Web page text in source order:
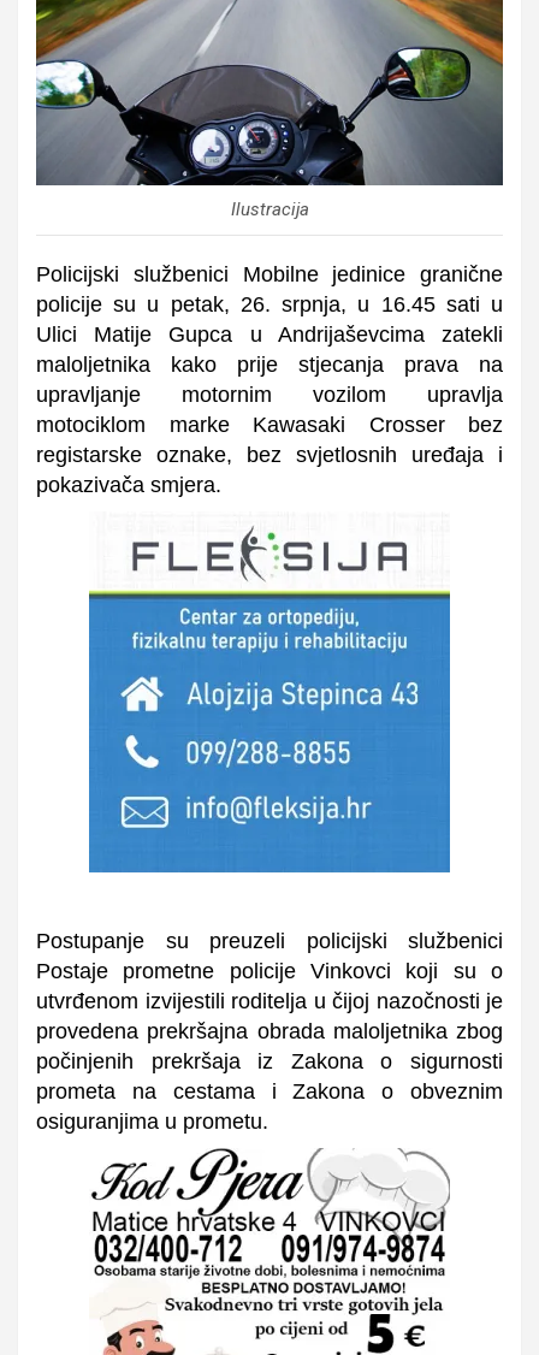
Ilustracija
Policijski službenici Mobilne jedinice granične
policije su u petak, 26. srpnja, u 16.45 sati u
Ulici Matije Gupca u Andrijaševcima zatekli
maloljetnika kako prije stjecanja prava na
upravljanje motornim vozilom upravlja
motociklom marke Kawasaki Crosser bez
registarske oznake, bez svjetlosnih uređaja i
pokazivača smjera.
Postupanje su preuzeli policijski službenici
Postaje prometne policije Vinkovci koji su o
utvrđenom izvijestili roditelja u čijoj nazočnosti je
provedena prekršajna obrada maloljetnika zbog
počinjenih prekršaja iz Zakona o sigurnosti
prometa na cestama i Zakona o obveznim
osiguranjima u prometu.